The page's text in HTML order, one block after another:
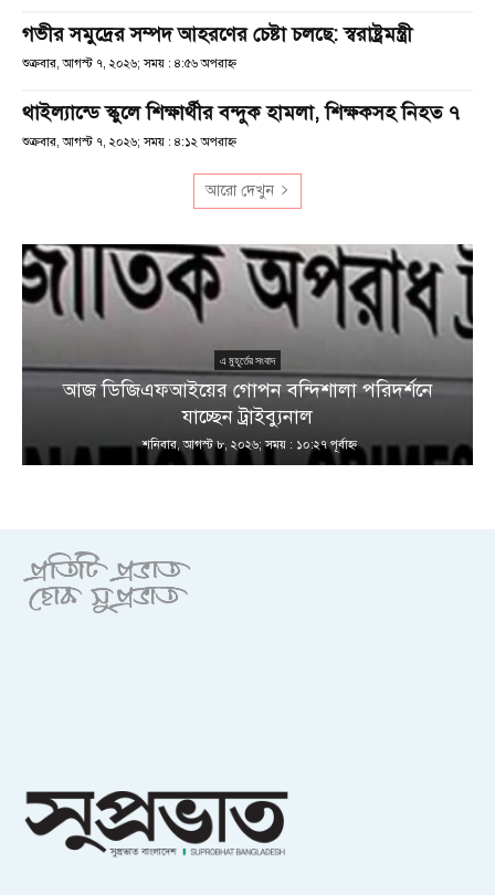
গভীর সমুদ্রের সম্পদ আহরণের চেষ্টা চলছে: স্বরাষ্ট্রমন্ত্রী
শুক্রবার, আগস্ট ৭, ২০২৬; সময় : ৪:৫৬ অপরাহ্ণ
থাইল্যান্ডে স্কুলে শিক্ষার্থীর বন্দুক হামলা, শিক্ষকসহ নিহত ৭
শুক্রবার, আগস্ট ৭, ২০২৬; সময় : ৪:১২ অপরাহ্ণ
আরো দেখুন
এ মুহূর্তের সংবাদ
আজ ডিজিএফআইয়ের গোপন বন্দিশালা পরিদর্শনে
যাচ্ছেন ট্রাইব্যুনাল
শনিবার, আগস্ট ৮, ২০২৬; সময় : ১০:২৭ পূর্বাহ্ণ